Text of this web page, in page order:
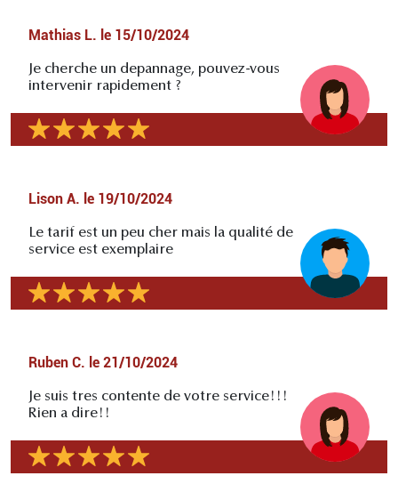
Mathias L. le 15/10/2024
Je cherche un depannage, pouvez-vous
intervenir rapidement ?
Lison A. le 19/10/2024
Le tarif est un peu cher mais la qualité de
service est exemplaire
Ruben C. le 21/10/2024
Je suis tres contente de votre service!!!
Rien a dire!!